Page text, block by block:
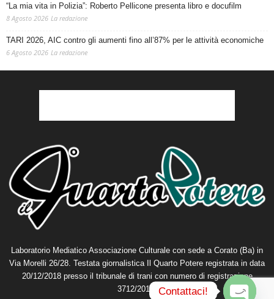
“La mia vita in Polizia”: Roberto Pellicone presenta libro e docufilm
8 Agosto 2026 La redazione
TARI 2026, AIC contro gli aumenti fino all’87% per le attività economiche
6 Agosto 2026 La redazione
Laboratorio Mediatico Associazione Culturale con sede a Corato (Ba) in
Via Morelli 26/28. Testata giornalistica Il Quarto Potere registrata in data
20/12/2018 presso il tribunale di trani con numero di registrazione
3712/2018.
Contattaci!